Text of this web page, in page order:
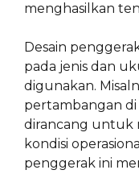
menghasilkan
Desain
pada jenis dan
digunakan.
pertambangan
dirancang untuk
kondisi
penggerak ini